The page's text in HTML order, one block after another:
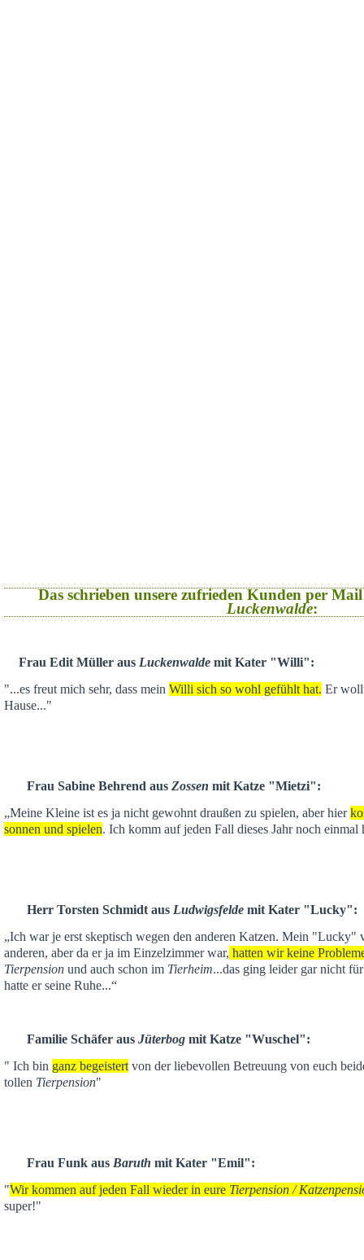
Das schrieben unsere zufrieden Kunden per
Luckenwalde:
Frau Edit Müller aus Luckenwalde mit Kater "Willi":
"...es freut mich sehr, dass mein Willi sich so wohl gefühlt hat. Er
Hause..."
Frau Sabine Behrend aus Zossen mit Katze "Mietzi":
„Meine Kleine ist es ja nicht gewohnt draußen zu spielen, aber hier
sonnen und spielen. Ich komm auf jeden Fall dieses Jahr noch einmal
Herr Torsten Schmidt aus Ludwigsfelde mit Kater "Lucky":
„Ich war je erst skeptisch wegen den anderen Katzen. Mein "Lucky"
anderen, aber da er ja im Einzelzimmer war, hatten wir keine
Tierpension und auch schon im Tierheim...das ging leider gar nicht
hatte er seine Ruhe...“
Familie Schäfer aus Jüterbog mit Katze "Wuschel":
" Ich bin ganz begeistert von der liebevollen Betreuung von euch
tollen Tierpension"
Frau Funk aus Baruth mit Kater "Emil":
"Wir kommen auf jeden Fall wieder in eure Tierpension /
super!"